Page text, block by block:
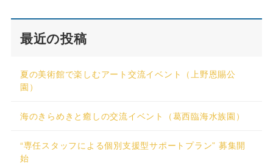
最近の投稿
夏の美術館で楽しむアート交流イベント（上野恩賜公
園）
海のきらめきと癒しの交流イベント（葛西臨海水族園）
“専任スタッフによる個別支援型サポートプラン” 募集開
始